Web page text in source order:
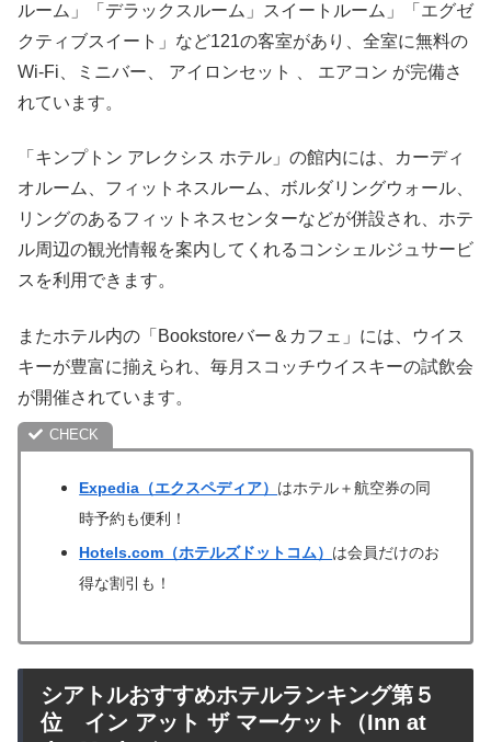
ルーム」「デラックスルーム」スイートルーム」「エグゼ
クティブスイート」など121の客室があり、全室に無料の
Wi-Fi、ミニバー、 アイロンセット 、 エアコン が完備さ
れています。
「キンプトン アレクシス ホテル」の館内には、カーディ
オルーム、フィットネスルーム、ボルダリングウォール、
リングのあるフィットネスセンターなどが併設され、ホテ
ル周辺の観光情報を案内してくれるコンシェルジュサービ
スを利用できます。
またホテル内の「Bookstoreバー＆カフェ」には、ウイス
キーが豊富に揃えられ、毎月スコッチウイスキーの試飲会
が開催されています。
Expedia（エクスペディア） はホテル＋航空券の同
時予約も便利！
Hotels.com（ホテルズドットコム） は会員だけのお
得な割引も！
シアトルおすすめホテルランキング第５
位 イン アット ザ マーケット（Inn at